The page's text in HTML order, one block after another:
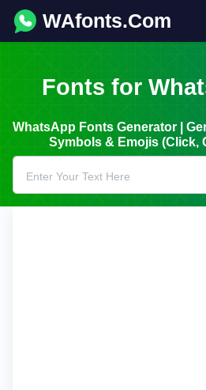
WAfonts.Com
Fonts for
WhatsApp Fonts Generator |
Symbols & Emojis (Click,